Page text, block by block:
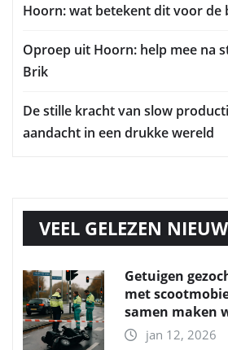
Hoorn: wat betekent dit voor de
Oproep uit Hoorn: help mee na
Brik
De stille kracht van slow
aandacht in een drukke wereld
VEEL GELEZEN
Getuigen
met
samen maken
jan 12, 2026